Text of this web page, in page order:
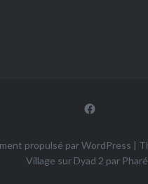
Facebook
propulsé par WordPress |
Village sur Dyad 2 par